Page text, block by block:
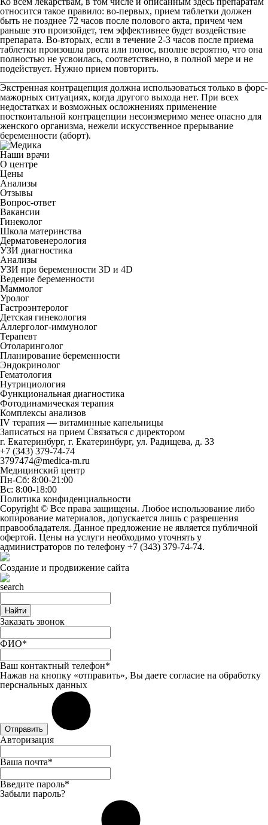
относится такое правило: во-первых, прием таблетки должен
быть не позднее 72 часов после полового акта, причем чем
раньше это произойдет, тем эффективнее будет воздействие
препарата. Во-вторых, если в течение 2-3 часов после приема
таблетки произошла рвота или понос, вполне вероятно, что она
полностью не усвоилась, соответственно, в полной мере и не
подействует. Нужно прием повторить.
Экстренная контрацепция должна использоваться только в форс-
мажорных ситуациях, когда другого выхода нет. При всех
недостатках и возможных осложнениях применение
посткоитальной контрацепции несоизмеримо менее опасно для
женского организма, нежели искусственное прерывание
беременности (аборт).
Наши врачи
О центре
Цены
Анализы
Отзывы
Вопрос-ответ
Вакансии
Гинеколог
Школа материнства
Дерматовенерология
УЗИ диагностика
Анализы
УЗИ при беременности 3D и 4D
Ведение беременности
Маммолог
Уролог
Гастроэнтеролог
Детская гинекология
Аллерголог-иммунолог
Терапевт
Отоларинголог
Планирование беременности
Эндокринолог
Гематология
Нутрициология
Функциональная диагностика
Фотодинамическая терапия
Комплексы анализов
IV терапия — витаминные капельницы
Записаться на прием Связаться с директором
г. Екатеринбург, г. Екатеринбург, ул. Радищева, д. 33
+7 (343) 379-74-74
3797474@medica-m.ru
Медицинский центр
Пн-Сб: 8:00-21:00
Вс: 8:00-18:00
Политика конфиденциальности
Copyright © Все права защищены. Любое использование либо
копирование материалов, допускается лишь с разрешения
правообладателя. Данное предложение не является публичной
офертой. Цены на услуги необходимо уточнять у
администраторов по телефону +7 (343) 379-74-74.
Создание и продвижение сайта
Найти
Заказать звонок
ФИО*
Ваш контактный телефон*
Нажав на кнопку «отправить», Вы даете согласие на обработку
перснальных данных
Отправить
Авторизация
Ваша почта*
Введите пароль*
Забыли пароль?